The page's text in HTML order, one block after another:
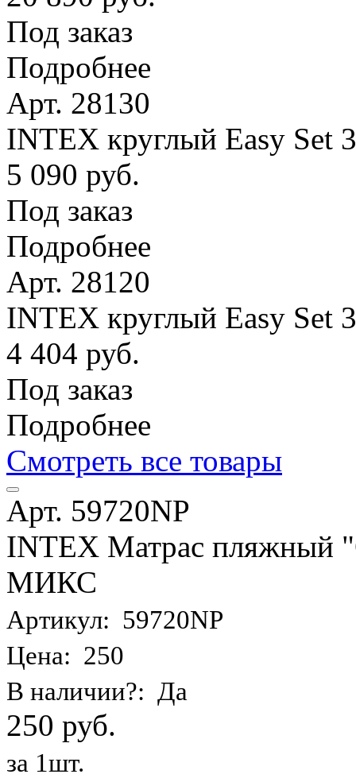
Под заказ
Подробнее
Арт. 28130
INTEX круглый Easy Set
5 090 руб.
Под заказ
Подробнее
Арт. 28120
INTEX круглый Easy Set
4 404 руб.
Под заказ
Подробнее
Смотреть все товары
Арт. 59720NP
INTEX Матрас пляжный
МИКС
Артикул: 59720NP
Цена: 250
В наличии?: Да
250 руб.
за 1шт.